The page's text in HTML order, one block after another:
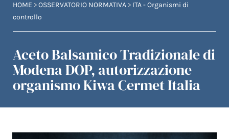
HOME >OSSERVATORIO NORMATIVA > ITA - Organismi di
controllo
Aceto Balsamico Tradizionale di
Modena DOP, autorizzazione
organismo Kiwa Cermet Italia